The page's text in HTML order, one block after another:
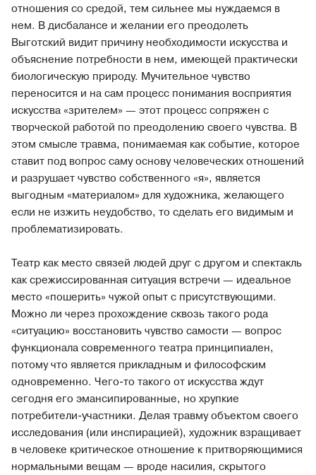
отношения со средой, тем сильнее мы нуждаемся в
нем. В дисбалансе и желании его преодолеть
Выготский видит причину необходимости искусства и
объяснение потребности в нем, имеющей практически
биологическую природу. Мучительное чувство
переносится и на сам процесс понимания восприятия
искусства «зрителем» — этот процесс сопряжен с
творческой работой по преодолению своего чувства. В
этом смысле травма, понимаемая как событие, которое
ставит под вопрос саму основу человеческих отношений
и разрушает чувство собственного «я», является
выгодным «материалом» для художника, желающего
если не изжить неудобство, то сделать его видимым и
проблематизировать.
Театр как место связей людей друг с другом и спектакль
как срежиссированная ситуация встречи — идеальное
место «пошерить» чужой опыт с присутствующими.
Можно ли через прохождение сквозь такого рода
«ситуацию» восстановить чувство самости — вопрос
функционала современного театра принципиален,
потому что является прикладным и философским
одновременно. Чего-то такого от искусства ждут
сегодня его эмансипированные, но хрупкие
потребители-участники. Делая травму объектом своего
исследования (или инспирацией), художник взращивает
в человеке критическое отношение к притворяющимися
нормальными вещам — вроде насилия, скрытого